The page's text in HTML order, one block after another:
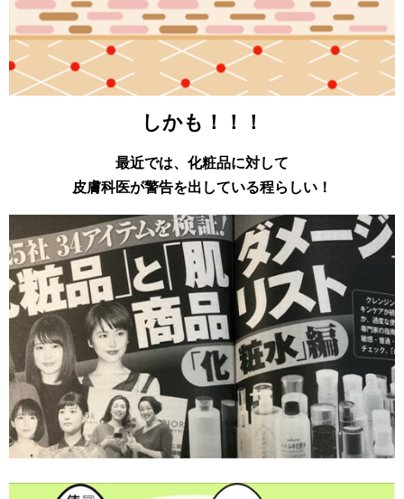
しかも！！！
最近では、化粧品に対して
皮膚科医が警告を出している程らしい！